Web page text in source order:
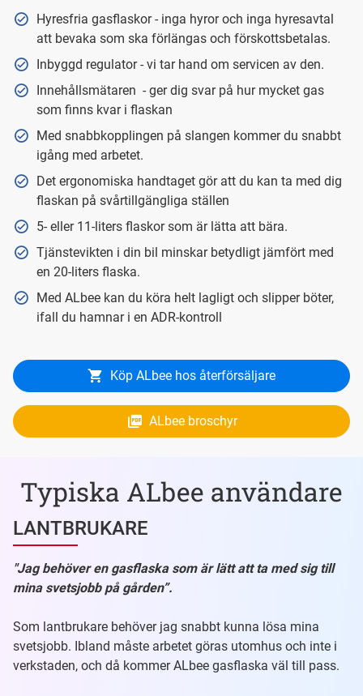
Hyresfria gasflaskor - inga hyror och inga hyresavtal
att bevaka som ska förlängas och förskottsbetalas.
Inbyggd regulator - vi tar hand om servicen av den.
Innehållsmätaren - ger dig svar på hur mycket gas
som finns kvar i flaskan
Med snabbkopplingen på slangen kommer du snabbt
igång med arbetet.
Det ergonomiska handtaget gör att du kan ta med dig
flaskan på svårtillgängliga ställen
5- eller 11-liters flaskor som är lätta att bära.
Tjänstevikten i din bil minskar betydligt jämfört med
en 20-liters flaska.
Med ALbee kan du köra helt lagligt och slipper böter,
ifall du hamnar i en ADR-kontroll
Köp ALbee hos återförsäljare
ALbee broschyr
Typiska ALbee användare
LANTBRUKARE
"Jag behöver en gasflaska som är lätt att ta med sig till
mina svetsjobb på gården”.
Som lantbrukare behöver jag snabbt kunna lösa mina
svetsjobb. Ibland måste arbetet göras utomhus och inte i
verkstaden, och då kommer ALbee gasflaska väl till pass.